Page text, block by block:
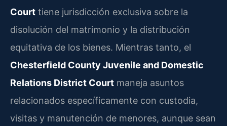
Court tiene jurisdicción exclusiva sobre la
disolución del matrimonio y la distribución
equitativa de los bienes. Mientras tanto, el
Chesterfield County Juvenile and Domestic
Relations District Court maneja asuntos
relacionados específicamente con custodia,
visitas y manutención de menores, aunque sean